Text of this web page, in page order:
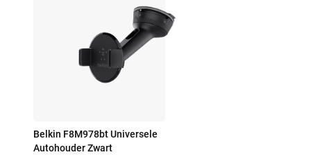
Belkin F8M978bt Universele
Autohouder Zwart